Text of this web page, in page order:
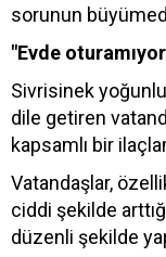
sorunun
"Evde
Sivrisinek
dile getiren
kapsamlı bir
Vatandaşlar,
ciddi şekilde
düzenli şekilde